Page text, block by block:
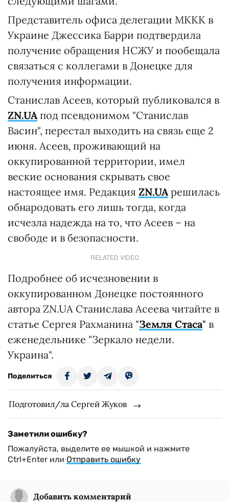
Представитель офиса делегации МККК в
Украине Джессика Бaрри подтвердила
получение обращения НСЖУ и пообещала
связаться с коллегами в Донецке для
получения информации.
Станислав Асеев, который публиковался в
ZN.UAпод псевдонимом "Станислав
Васин", перестал выходить на связь еще 2
июня. Асеев, проживающий на
оккупированной территории, имел
веские основания скрывать свое
настоящее имя. Редакция ZN.UAрешилась
обнародовать его лишь тогда, когда
исчезла надежда на то, что Асеев – на
свободе и в безопасности.
RELATED VIDEO
Подробнее об исчезновении в
оккупированном Донецке постоянного
автора ZN.UA Станислава Асеева читайте в
статье Сергея Рахманина "Земля Стаса" в
еженедельнике "Зеркало недели.
Украина".
Поделиться
Подготовил/ла Сергей Жуков
Заметили ошибку?
Пожалуйста, выделите ее мышкой и нажмите
Ctrl+Enter или Отправить ошибку
Добавить комментарий